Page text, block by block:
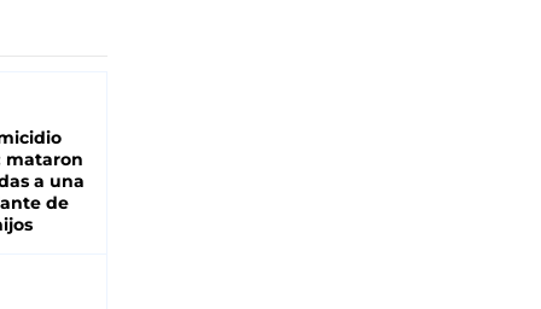
mataron
a una
de